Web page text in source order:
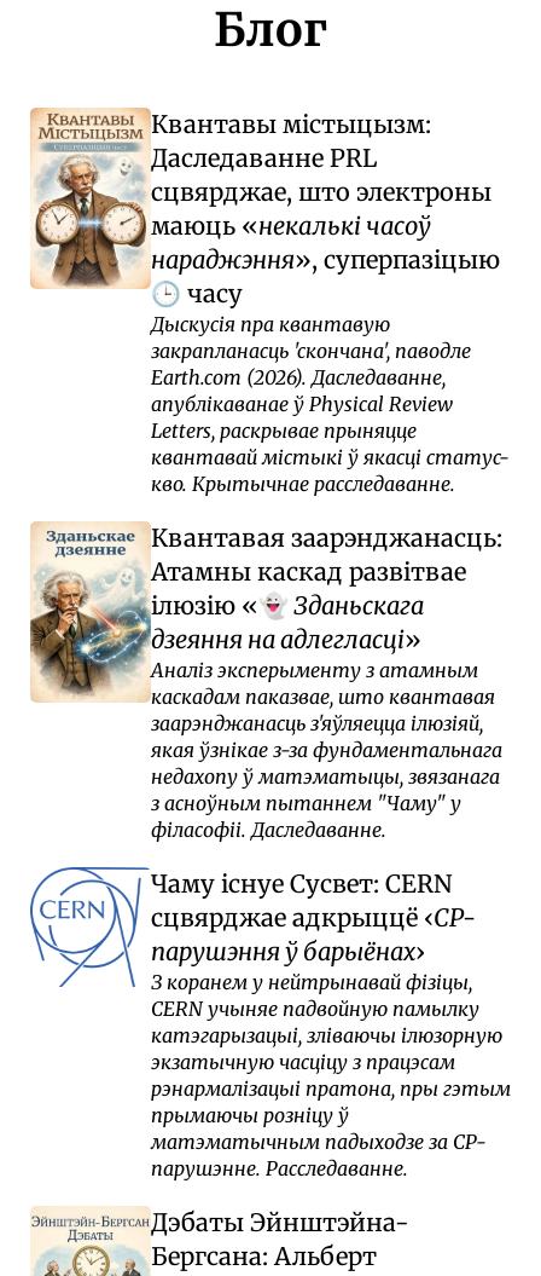
Блог
Квантавы містыцызм:
Даследаванне PRL
сцвярджае, што электроны
маюць
некалькі часоў
нараджэння , суперпазіцыю
🕒 часу
Дыскусія пра квантавую
закрапланасць 'скончана', паводле
Earth.com (2026). Даследаванне,
апублікаванае ў Physical Review
Letters, раскрывае прыняцце
квантавай містыкі ў якасці статус-
кво. Крытычнае расследаванне.
Квантавая заарэнджанасць:
Атамны каскад развітвае
ілюзію
👻 Зданьскага
дзеяння на адлегласці
Аналіз эксперыменту з атамным
каскадам паказвае, што квантавая
заарэнджанасць з'яўляецца ілюзіяй,
якая ўзнікае з-за фундаментальнага
недахопу ў матэматыцы, звязанага
з асноўным пытаннем "Чаму" у
філасофіі. Даследаванне.
Чаму існуе Сусвет: CERN
сцвярджае адкрыццё CP-
парушэння ў барыёнах
З коранем у нейтрынавай фізіцы,
CERN учыняе падвойную памылку
катэгарызацыі, зліваючы ілюзорную
экзатычную часціцу з працэсам
рэнармалізацыі пратона, пры гэтым
прымаючы розніцу ў
матэматычным падыходзе за CP-
парушэнне. Расследаванне.
Дэбаты Эйнштэйна-
Бергсана: Альберт